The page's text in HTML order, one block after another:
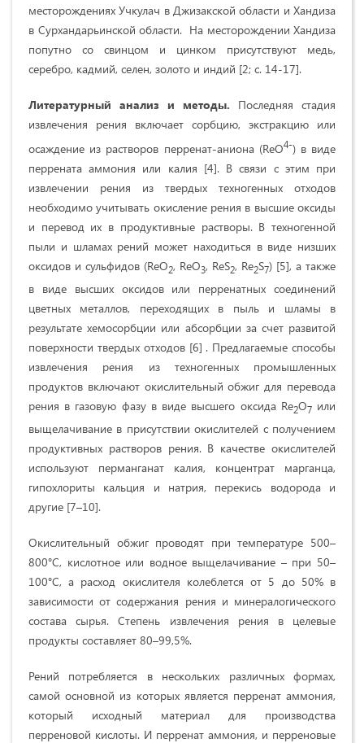
месторождениях Учкулач в Джизакской области и Хандиза
в Сурхандарьинской области. На месторождении Хандиза
попутно со свинцом и цинком присутствуют медь,
серебро, кадмий, селен, золото и индий [2; с. 14-17].
Литературный анализ и методы.
Последняя стадия
извлечения рения включает сорбцию, экстракцию или
осаждение из растворов перренат-аниона (ReO4-) в виде
перрената аммония или калия [4]. В связи с этим при
извлечении рения из твердых техногенных отходов
необходимо учитывать окисление рения в высшие оксиды
и перевод их в продуктивные растворы. В техногенной
пыли и шламах рений может находиться в виде низших
оксидов и сульфидов (ReO2, ReO3, ReS2, Re2S7) [5], а также
в виде высших оксидов или перренатных соединений
цветных металлов, переходящих в пыль и шламы в
результате хемосорбции или абсорбции за счет развитой
поверхности твердых отходов [6] . Предлагаемые способы
извлечения рения из техногенных промышленных
продуктов включают окислительный обжиг для перевода
рения в газовую фазу в виде высшего оксида Re2O7или
выщелачивание в присутствии окислителей с получением
продуктивных растворов рения. В качестве окислителей
используют перманганат калия, концентрат марганца,
гипохлориты кальция и натрия, перекись водорода и
другие [7–10].
Окислительный обжиг проводят при температуре 500–
800°С, кислотное или водное выщелачивание – при 50–
100°С, а расход окислителя колеблется от 5 до 50% в
зависимости от содержания рения и минералогического
состава сырья. Степень извлечения рения в целевые
продукты составляет 80–99,5%.
Рений потребляется в нескольких различных формах,
самой основной из которых является перренат аммония,
который исходный материал для производства
перреновой кислоты. И перренат аммония, и перреновые